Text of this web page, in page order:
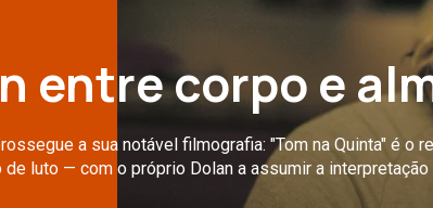
entre corpo e
a sua notável filmografia: "Tom na Quinta" é o
luto — com o próprio Dolan a assumir a interpretação